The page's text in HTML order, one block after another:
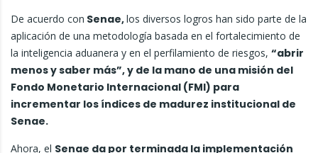
De acuerdo con Senae,los diversos logros han sido parte de la
aplicación de una metodología basada en el fortalecimiento de
la inteligencia aduanera y en el perfilamiento de riesgos, “abrir
menos y saber más”, y de la mano de una misión del
Fondo Monetario Internacional (FMI) para
incrementar los índices de madurez institucional de
Senae.
Ahora, el Senae da por terminada la implementación